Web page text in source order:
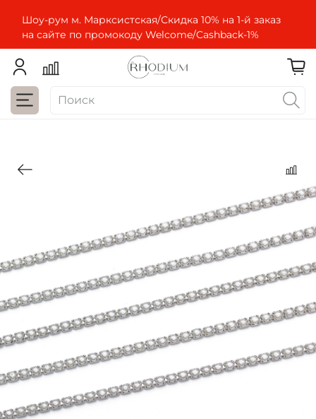
Шоу-рум м. Марксистская/Скидка 10% на 1-й заказ
на сайте по промокоду Welcome/Cashbaсk-1%